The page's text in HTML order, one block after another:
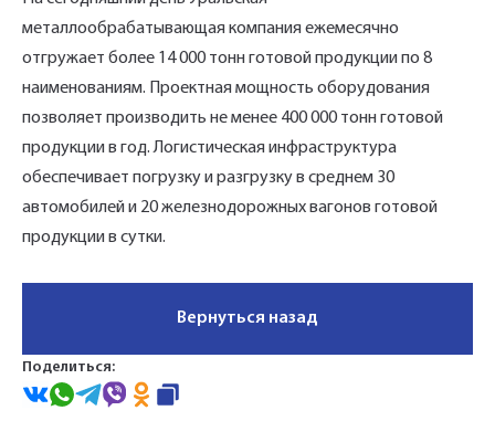
металлообрабатывающая компания ежемесячно
отгружает более 14 000 тонн готовой продукции по 8
наименованиям. Проектная мощность оборудования
позволяет производить не менее 400 000 тонн готовой
продукции в год. Логистическая инфраструктура
обеспечивает погрузку и разгрузку в среднем 30
автомобилей и 20 железнодорожных вагонов готовой
продукции в сутки.
Вернуться назад
Поделиться: